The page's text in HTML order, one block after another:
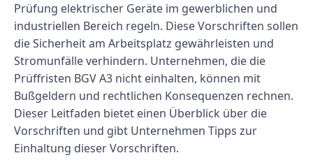
Prüfung elektrischer Geräte im gewerblichen und
industriellen Bereich regeln. Diese Vorschriften sollen
die Sicherheit am Arbeitsplatz gewährleisten und
Stromunfälle verhindern. Unternehmen, die die
Prüffristen BGV A3 nicht einhalten, können mit
Bußgeldern und rechtlichen Konsequenzen rechnen.
Dieser Leitfaden bietet einen Überblick über die
Vorschriften und gibt Unternehmen Tipps zur
Einhaltung dieser Vorschriften.